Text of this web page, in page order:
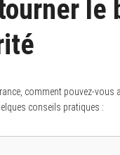
le
comment pouvez-vous
conseils pratiques :